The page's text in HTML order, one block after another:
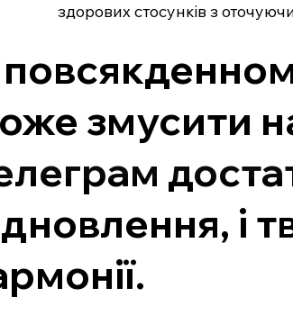
здорових стосунків з
змусити
і